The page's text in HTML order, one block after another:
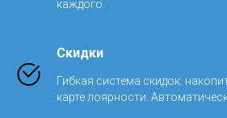
каждого.
Скидки
Гибкая система скидок:
карте лоярности.